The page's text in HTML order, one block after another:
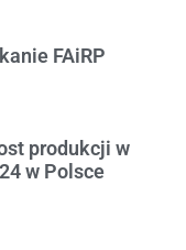
FAiRP
produkcji w
w Polsce